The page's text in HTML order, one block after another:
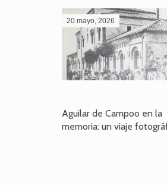
20 mayo, 2026
Aguilar de Campoo en la
memoria: un viaje